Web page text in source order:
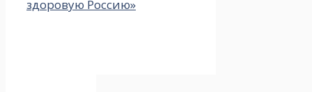
здоровую Россию»